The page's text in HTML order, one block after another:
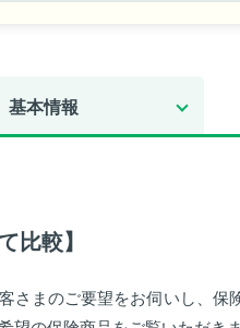
基本情報
比較】
さまのご要望をお伺いし、保